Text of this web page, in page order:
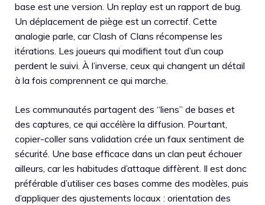
base est une version. Un replay est un rapport de bug.
Un déplacement de piège est un correctif. Cette
analogie parle, car Clash of Clans récompense les
itérations. Les joueurs qui modifient tout d’un coup
perdent le suivi. À l’inverse, ceux qui changent un détail
à la fois comprennent ce qui marche.
Les communautés partagent des “liens” de bases et
des captures, ce qui accélère la diffusion. Pourtant,
copier-coller sans validation crée un faux sentiment de
sécurité. Une base efficace dans un clan peut échouer
ailleurs, car les habitudes d’attaque diffèrent. Il est donc
préférable d’utiliser ces bases comme des modèles, puis
d’appliquer des ajustements locaux : orientation des